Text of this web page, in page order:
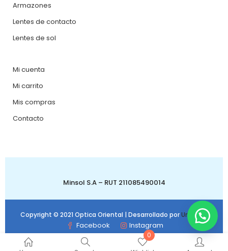
0
Armazones
Lentes de contacto
Lentes de sol
Mi cuenta
Mi carrito
Mis compras
Contacto
Minsol S.A – RUT 211085490014
Copyright © 2021 Optica Oriental | Desarrollado porUrbanbit
Facebook Instagram